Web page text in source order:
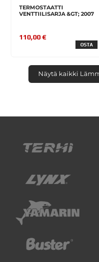
TERMOSTAATTI
VENTTIILISARJA &GT; 2007
110,00 €
OSTA
Näytä kaikki